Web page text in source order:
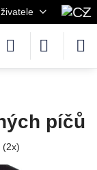
píčů
(2x)